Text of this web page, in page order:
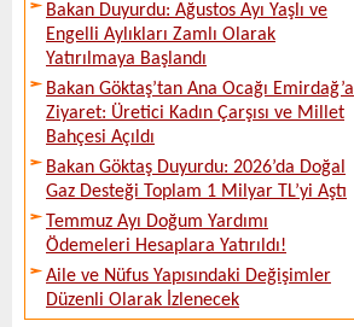
Bakan Duyurdu: Ağustos Ayı Yaşlı ve
Engelli Aylıkları Zamlı Olarak
Yatırılmaya Başlandı
Bakan Göktaş’tan Ana Ocağı Emirdağ’a
Ziyaret: Üretici Kadın Çarşısı ve Millet
Bahçesi Açıldı
Bakan Göktaş Duyurdu: 2026’da Doğal
Gaz Desteği Toplam 1 Milyar TL’yi Aştı
Temmuz Ayı Doğum Yardımı
Ödemeleri Hesaplara Yatırıldı!
Aile ve Nüfus Yapısındaki Değişimler
Düzenli Olarak İzlenecek